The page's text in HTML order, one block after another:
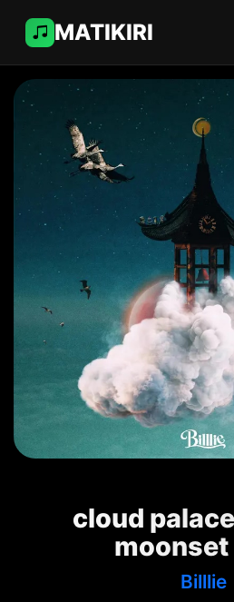
MATIKIRI
cloud
Billlie